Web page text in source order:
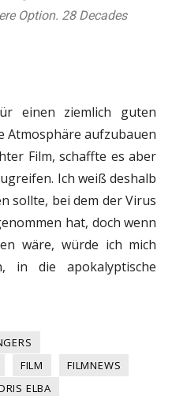
Option. 28 Decades
einen ziemlich guten
Atmosphäre aufzubauen
Film, schaffte es aber
Ich weiß deshalb
sollte, bei dem der Virus
hat, doch wenn
wäre, würde ich mich
in die apokalyptische
FILM
FILMNEWS
ELBA